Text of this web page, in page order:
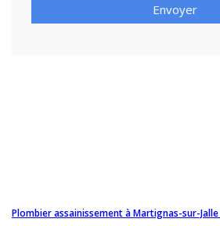
Envoyer
Plombier assainissement à Martignas-sur-